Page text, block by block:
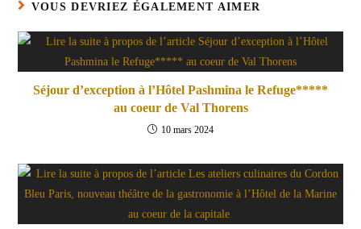
VOUS DEVRIEZ ÉGALEMENT AIMER
Séjour d’exception à l’Hôtel Pashmina le Refuge*****
au coeur de Val Thorens
10 mars 2024